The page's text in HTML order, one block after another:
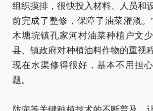
组织摸排，很快投入材料、人员和
前完成了整修，保障了油菜灌溉。
木塘垸镇孔家河村油菜种植户文
县、镇政府对种植油料作物的重视
现在水渠修得很好，基本不用担
题。